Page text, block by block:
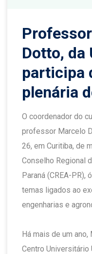
Dotto, da
participa
plenária
O coordenador do
professor Marcelo
26, em Curitiba, de
Conselho Regional
Paraná (CREA-
temas ligados ao
engenharias e
Há mais de um
Centro